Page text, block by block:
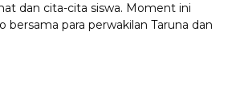
dan cita-cita siswa. Moment ini
para perwakilan Taruna dan